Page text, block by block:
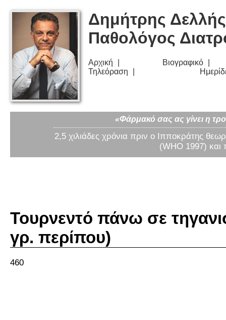
Δημήτρης
Παθολόγος
Αρχική
Βιογραφικό
Τηλεόραση
«Φάρμακό σας ας γίνει η
2,5 χιλιάδες χρόνια πριν ο Ιπποκράτης
(WHO 1997) και
Τουρνεντό πάνω σε
γρ. περίπου)
460